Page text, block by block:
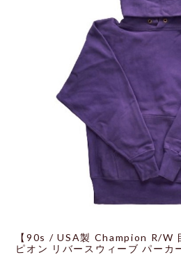
【90s / USA製 Champion R/W
ピオン リバースウィーブ パーカ